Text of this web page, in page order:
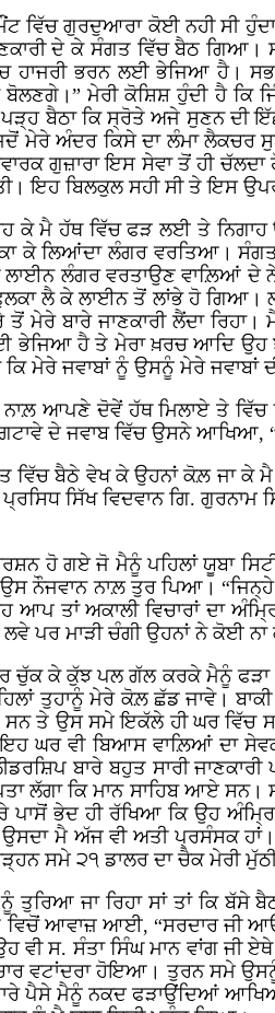
ਮੌਂਟ ਵਿੱਚ ਗੁਰਦੁਆਰਾ ਕੋਈ ਨਹੀ ਸੀ
ਦੇ ਕੇ ਸੰਗਤ ਵਿੱਚ ਬੈਠ
ਹਾਜਰੀ ਭਰਨ ਲਈ ਭੇਜਿਆ ਹੈ।
ਮੇਰੀ ਕੋਸ਼ਿਸ਼ ਹੁੰਦੀ ਹੈ ਕਿ
ਬੈਠਾ ਕਿ ਸ੍ਰੋਤੇ ਅਜੇ ਸੁਣਨ ਦੀ
ਮੇਰੇ ਅੰਦਰ ਕਿਸੇ ਦਾ ਲੰਮਾ ਲੈਕਚਰ
ਗੁਜ਼ਾਰਾ ਇਸ ਸੇਵਾ ਤੋਂ ਹੀ
ਇਹ ਬਿਲਕੁਲ ਸਹੀ ਸੀ ਤੇ ਇਸ
ਮੈ ਹੱਥ ਵਿੱਚ ਫੜ ਲਈ ਤੇ ਨਿਗਾਹ
ਕੇ ਲਿਆਂਦਾ ਲੰਗਰ ਵਰਤਿਆ।
ਲੰਗਰ ਵਰਤਾਉਣ ਵਾਲ਼ਿਆਂ ਦੇ
ਲੈ ਕੇ ਲਾਈਨ ਤੋਂ ਲਾਂਭੇ ਹੋ ਗਿਆ।
ਬਾਰੇ ਜਾਣਕਾਰੀ ਲੈਂਦਾ ਰਿਹਾ।
ਭੇਜਿਆ ਹੈ ਤੇ ਮੇਰਾ ਖ਼ਰਚ ਆਦਿ ਉਹ
ਮੇਰੇ ਜਵਾਬਾਂ ਨੂੰ ਉਸਨੂੰ ਮੇਰੇ ਜਵਾਬਾਂ
ਆਪਣੇ ਦੋਵੇਂ ਹੱਥ ਮਿਲਾਏ ਤੇ
ਦੇ ਜਵਾਬ ਵਿੱਚ ਉਸਨੇ ਆਖਿਆ,
ਵਿੱਚ ਬੈਠੇ ਵੇਖ ਕੇ ਉਹਨਾਂ ਕੋਲ਼ ਜਾ ਕੇ
ਸਿੱਖ ਵਿਦਵਾਨ ਗਿ. ਗੁਰਨਾਮ
ਹੋ ਗਏ ਜੋ ਮੈਨੂੰ ਪਹਿਲਾਂ ਯੂਬਾ
ਨੌਜਵਾਨ ਨਾਲ਼ ਤੁਰ ਪਿਆ।
ਆਪ ਤਾਂ ਅਕਾਲੀ ਵਿਚਾਰਾਂ ਦਾ
ਪਰ ਮਾੜੀ ਚੰਗੀ ਉਹਨਾਂ ਨੇ ਕੋਈ ਨਾ
ਚੁੱਕ ਕੇ ਕੁੱਝ ਪਲ ਗੱਲ ਕਰਕੇ ਮੈਨੂੰ
ਤੁਹਾਨੂੰ ਮੇਰੇ ਕੋਲ਼ ਛੱਡ ਜਾਵੇ।
ਸਨ ਤੇ ਉਸ ਸਮੇ ਇਕੱਲੇ ਹੀ ਘਰ
ਘਰ ਵੀ ਬਿਆਸ ਵਾਲ਼ਿਆਂ ਦਾ
ਬਾਰੇ ਬਹੁਤ ਸਾਰੀ ਜਾਣਕਾਰੀ
ਕਿ ਮਾਨ ਸਾਹਿਬ ਆਏ ਸਨ।
ਪਾਸੋਂ ਭੇਦ ਹੀ ਰੱਖਿਆ ਕਿ ਉਹ
ਮੈ ਅੱਜ ਵੀ ਅਤੀ ਪ੍ਰਸੰਸਕ
ਸਮੇ ੨੧ ਡਾਲਰ ਦਾ ਚੈਕ ਮੇਰੀ ਮੁੱਠੀ
ਜਾ ਰਿਹਾ ਸਾਂ ਤਾਂ ਕਿ ਬੱਸੇ
ਆਵਾਜ਼ ਆਈ, “ਸਰਦਾਰ ਜੀ
ਸ. ਸੰਤਾ ਸਿੰਘ ਮਾਨ ਵਾਂਗ ਜੀ
ਵਟਾਂਦਰਾ ਹੋਇਆ। ਤੁਰਨ ਸਮੇ
ਪੈਸੇ ਮੈਨੂੰ ਨਕਦ ਫੜਾਉਂਦਿਆਂ